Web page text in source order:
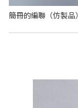
簡冊的編聯（仿製品）